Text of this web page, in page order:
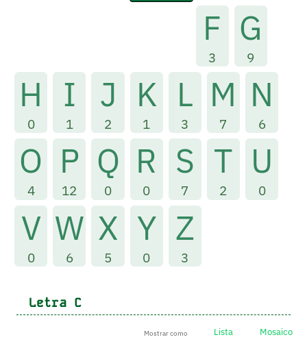
F
3
G
9
H
0
I
1
J
2
K
1
L
3
M
7
N
6
O
4
P
12
Q
0
R
0
S
7
T
2
U
0
V
0
W
6
X
5
Y
0
Z
3
Letra C
Mostrar como Lista Mosaico